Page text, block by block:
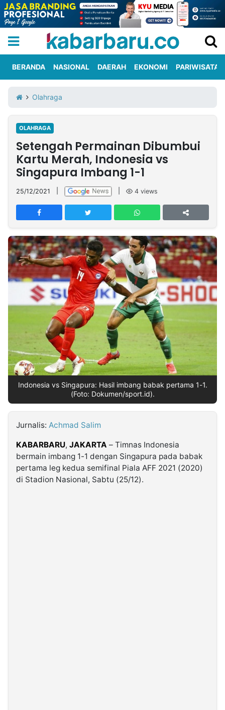
Iklan
Berita
Kami
Nasional
International
Olahraga
Entertainment
Daerah
Pariwisata
Kuliner
Kolom
Network
PT
TREETAN
INDONESIA
Partner
Insight
NTB
Time
IDN
Jogja
Rakyat
Idealita
News
Notice
Dinamikapost.com
Baru
Seedbacklink
Kabarbaru
Kabarbaru.co
BERANDA NASIONAL DAERAH EKONOMI PARIWISATA
Olahraga
OLAHRAGA
Setengah Permainan Dibumbui
Kartu Merah, Indonesia vs
Singapura Imbang 1-1
25/12/2021 4 views
Indonesia vs Singapura: Hasil imbang babak pertama 1-1.
(Foto: Dokumen/sport.id).
Jurnalis: Achmad Salim
KABARBARU, JAKARTA – Timnas Indonesia
bermain imbang 1-1 dengan Singapura pada babak
pertama leg kedua semifinal Piala AFF 2021 (2020)
di Stadion Nasional, Sabtu (25/12).